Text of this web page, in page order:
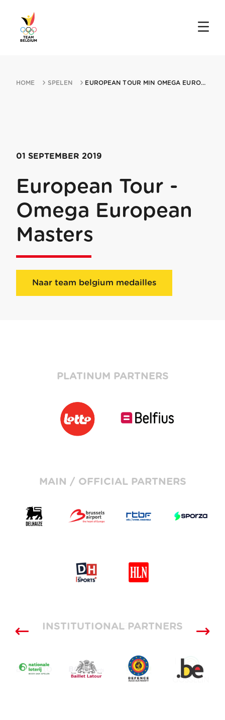
HOME SPELEN EUROPEAN TOUR MIN OMEGA EUROPEAN MASTERS 01092019 CRANSMIN MONTANA
01 SEPTEMBER 2019
European Tour -
Omega European
Masters
Naar team belgium medailles
PLATINUM PARTNERS
MAIN / OFFICIAL PARTNERS
SUPPLIERS
INSTITUTIONAL PARTNERS